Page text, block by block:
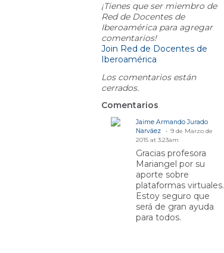
¡Tienes que ser miembro de
Red de Docentes de
Iberoamérica para agregar
comentarios!
Join Red de Docentes de
Iberoamérica
Los comentarios están
cerrados.
Comentarios
Jaime Armando Jurado
Narváez
9 de Marzo de
2015 at 3:23am
Gracias profesora
Mariangel por su
aporte sobre
plataformas virtuales.
Estoy seguro que
será de gran ayuda
para todos.